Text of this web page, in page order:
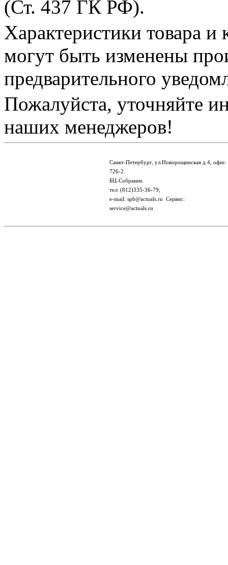
(Ст. 437 ГК РФ).
Характеристики товара и
могут быть изменены
предварительного
Пожалуйста, уточняйте
наших менеджеров!
Санкт-Петербург, ул.Новорощинская д.4, офис
726-2.
БЦ-Собрание.
тел: (812)335-36-79;
e-mail: spb@actuals.ru Сервис:
service@actuals.ru